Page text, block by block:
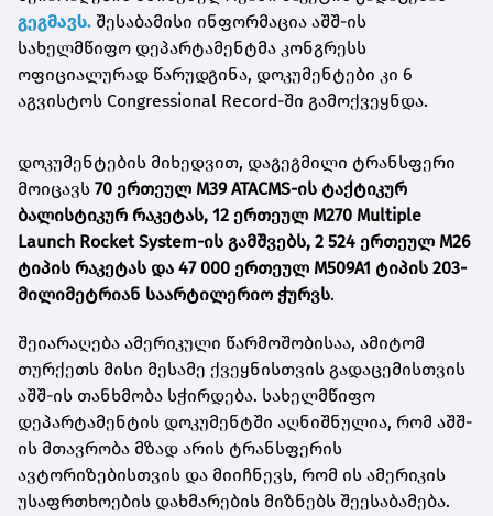
გეგმავს. შესაბამისი ინფორმაცია აშშ-ის
სახელმწიფო დეპარტამენტმა კონგრესს
ოფიციალურად წარუდგინა, დოკუმენტები კი 6
აგვისტოს Congressional Record-ში გამოქვეყნდა.
დოკუმენტების მიხედვით, დაგეგმილი ტრანსფერი
მოიცავს 70 ერთეულ M39 ATACMS-ის ტაქტიკურ
ბალისტიკურ რაკეტას, 12 ერთეულ M270 Multiple
Launch Rocket System-ის გამშვებს, 2 524 ერთეულ M26
ტიპის რაკეტას და 47 000 ერთეულ M509A1 ტიპის 203-
მილიმეტრიან საარტილერიო ჭურვს.
შეიარაღება ამერიკული წარმოშობისაა, ამიტომ
თურქეთს მისი მესამე ქვეყნისთვის გადაცემისთვის
აშშ-ის თანხმობა სჭირდება. სახელმწიფო
დეპარტამენტის დოკუმენტში აღნიშნულია, რომ აშშ-
ის მთავრობა მზად არის ტრანსფერის
ავტორიზებისთვის და მიიჩნევს, რომ ის ამერიკის
უსაფრთხოების დახმარების მიზნებს შეესაბამება.